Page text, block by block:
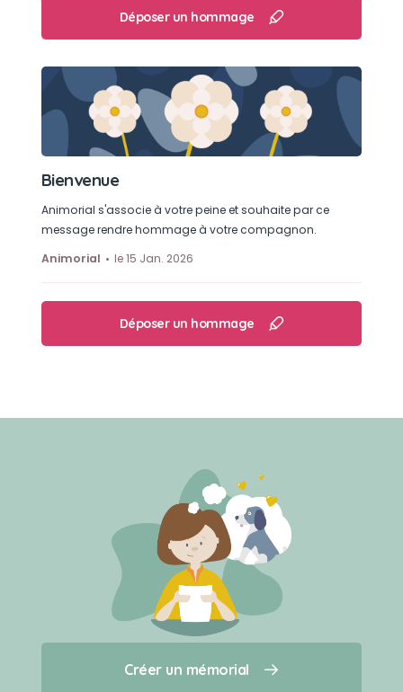
Créer un mémorial
Qui sommes-nous ?
Déposer un hommage
Bienvenue
Animorial s'associe à votre peine et souhaite par ce
message rendre hommage à votre compagnon.
Animorial
le 15 Jan. 2026
Déposer un hommage
Créer un mémorial